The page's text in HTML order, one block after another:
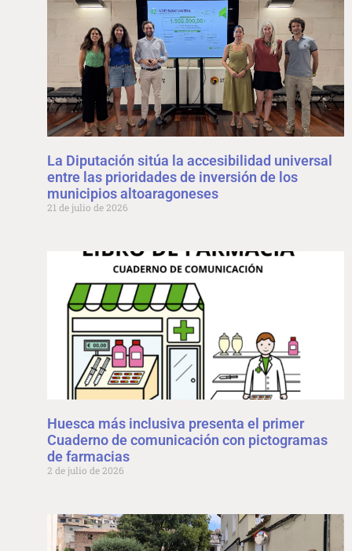
La Diputación sitúa la accesibilidad universal
entre las prioridades de inversión de los
municipios altoaragoneses
21 de julio de 2026
Huesca más inclusiva presenta el primer
Cuaderno de comunicación con pictogramas
de farmacias
2 de julio de 2026